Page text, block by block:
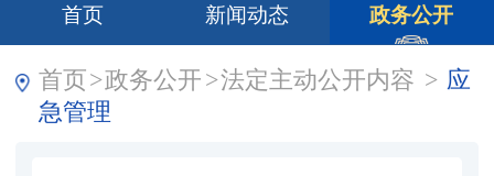
首页 新闻动态 政务公开
首页>政务公开 >法定主动公开内容 > 应
急管理